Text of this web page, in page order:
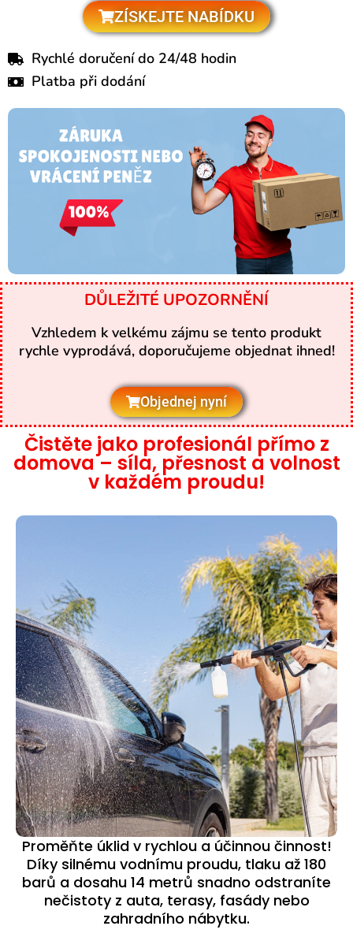
​ZÍSKEJTE NABÍDKU
​Rychlé doručení do 24/48 hodin
​Platba při dodání​
DŮLEŽITÉ UPOZORNĚNÍ
Vzhledem k velkému zájmu se tento produkt
rychle vyprodává, doporučujeme objednat ihned!
Objednej nyní
Čistěte jako profesionál přímo z
domova – síla, přesnost a volnost
v každém proudu!
Proměňte úklid v rychlou a účinnou činnost!
Díky silnému vodnímu proudu, tlaku až 180
barů a dosahu 14 metrů snadno odstraníte
nečistoty z auta, terasy, fasády nebo
zahradního nábytku.